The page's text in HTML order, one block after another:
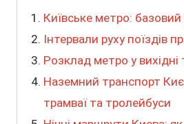
Київське метро: базовий
Інтервали руху поїздів
Розклад метро у вихідні
Наземний транспорт
трамваї та тролейбуси